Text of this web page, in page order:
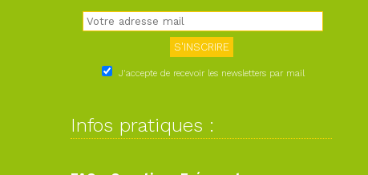
J'accepte de recevoir les newsletters par mail
Infos pratiques :